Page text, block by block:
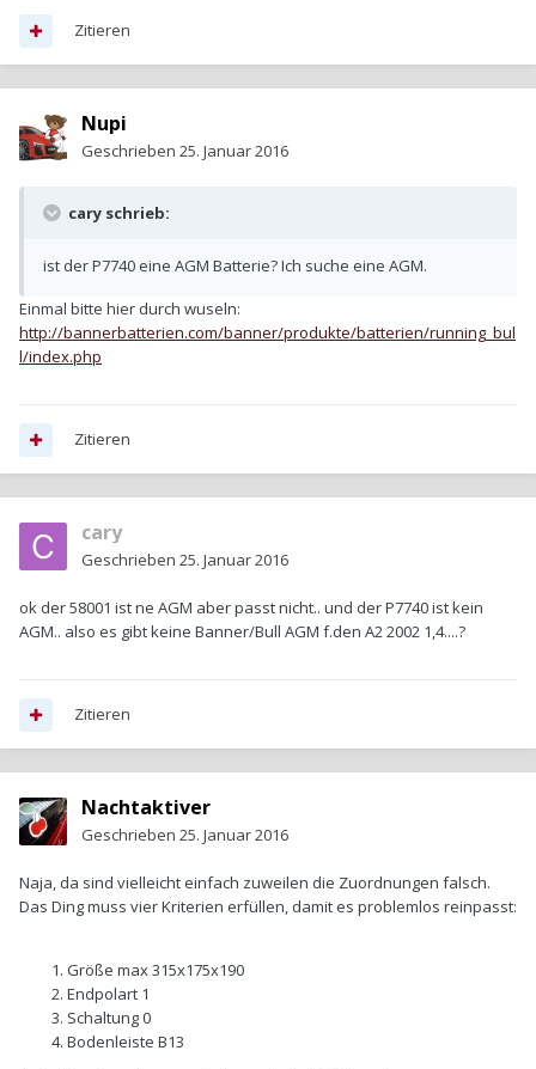
Zitieren
Nupi
Geschrieben 25. Januar 2016
cary schrieb:
ist der P7740 eine AGM Batterie? Ich suche eine AGM.
Einmal bitte hier durch wuseln:
http://bannerbatterien.com/banner/produkte/batterien/running_bul
l/index.php
Zitieren
cary
Geschrieben 25. Januar 2016
ok der 58001 ist ne AGM aber passt nicht.. und der P7740 ist kein
AGM.. also es gibt keine Banner/Bull AGM f.den A2 2002 1,4....?
Zitieren
Nachtaktiver
Geschrieben 25. Januar 2016
Naja, da sind vielleicht einfach zuweilen die Zuordnungen falsch.
Das Ding muss vier Kriterien erfüllen, damit es problemlos reinpasst:
Größe max 315x175x190
Endpolart 1
Schaltung 0
Bodenleiste B13